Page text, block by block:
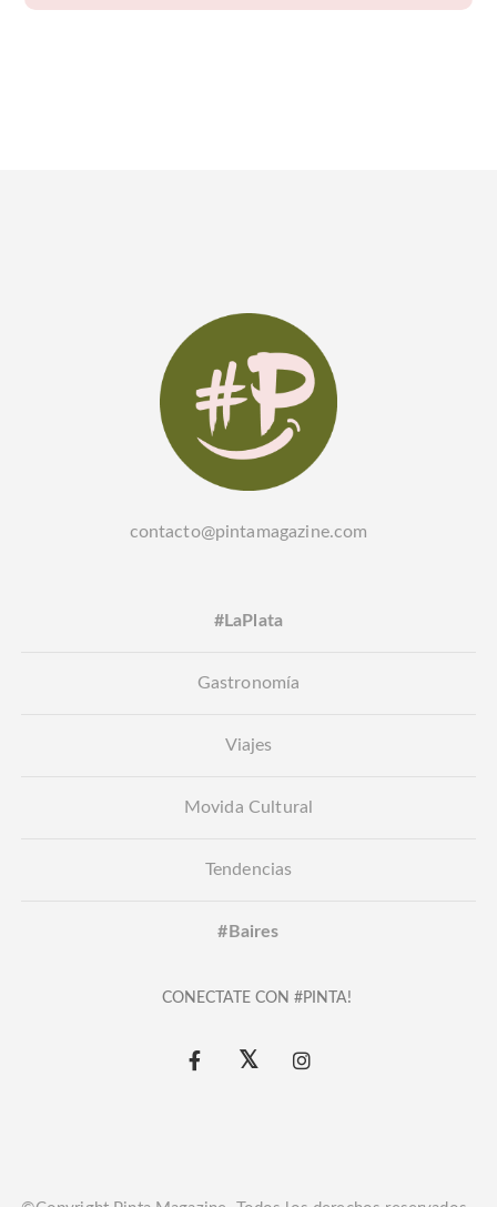
contacto@pintamagazine.com
#LaPlata
Gastronomía
Viajes
Movida Cultural
Tendencias
#Baires
CONECTATE CON #PINTA!